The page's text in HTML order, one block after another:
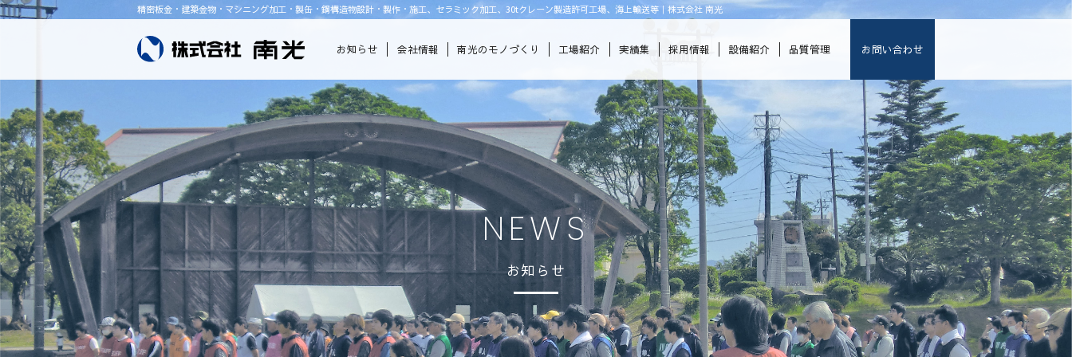
精密板金・建築金物・マシニング加工・製缶・鋼構造物設計・製作・施工、セラミック加工、30tクレーン製造許可工場、海上輸送等｜株式会社 南光
お知らせ 会社情報 南光のモノづくり 工場紹介 実績集 採用情報 設備紹介 品質管理 お問い合わせ
NEWS
お知らせ